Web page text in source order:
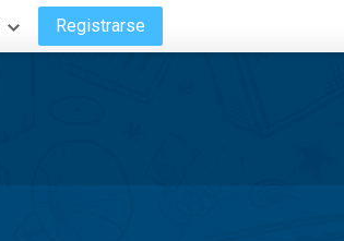
Registrarse